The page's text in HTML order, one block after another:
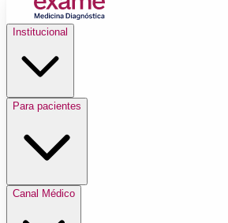
Institucional
Para pacientes
Canal Médico